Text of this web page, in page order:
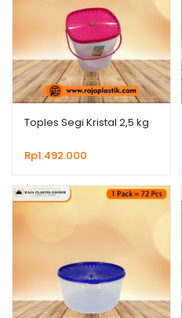
Toples Segi Kristal 2,5 kg
Rp1.492.000